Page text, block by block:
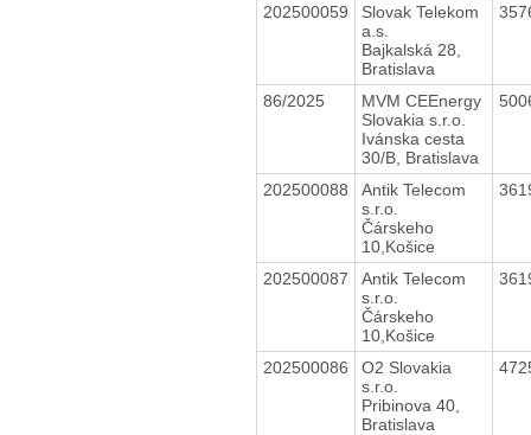
202500059
Slovak Telekom
a.s.
Bajkalská 28,
Bratislava
86/2025
MVM CEEnergy
Slovakia s.r.o.
Ivánska cesta
30/B, Bratislava
202500088
Antik Telecom
s.r.o.
Čárskeho
10,Košice
202500087
Antik Telecom
s.r.o.
Čárskeho
10,Košice
202500086
O2 Slovakia
s.r.o.
Pribinova 40,
Bratislava